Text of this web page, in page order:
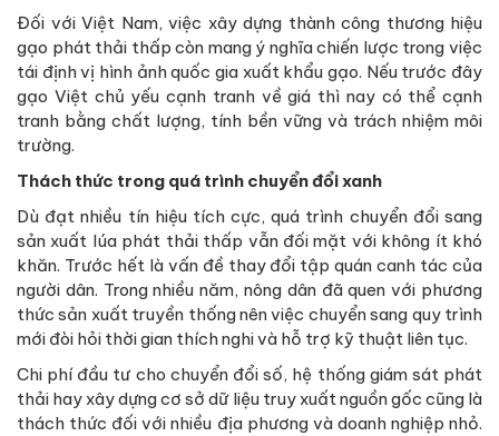
Đối với Việt Nam, việc xây dựng thành công thương hiệu
gạo phát thải thấp còn mang ý nghĩa chiến lược trong việc
tái định vị hình ảnh quốc gia xuất khẩu gạo. Nếu trước đây
gạo Việt chủ yếu cạnh tranh về giá thì nay có thể cạnh
tranh bằng chất lượng, tính bền vững và trách nhiệm môi
trường.
Thách thức trong quá trình chuyển đổi xanh
Dù đạt nhiều tín hiệu tích cực, quá trình chuyển đổi sang
sản xuất lúa phát thải thấp vẫn đối mặt với không ít khó
khăn. Trước hết là vấn đề thay đổi tập quán canh tác của
người dân. Trong nhiều năm, nông dân đã quen với phương
thức sản xuất truyền thống nên việc chuyển sang quy trình
mới đòi hỏi thời gian thích nghi và hỗ trợ kỹ thuật liên tục.
Chi phí đầu tư cho chuyển đổi số, hệ thống giám sát phát
thải hay xây dựng cơ sở dữ liệu truy xuất nguồn gốc cũng là
thách thức đối với nhiều địa phương và doanh nghiệp nhỏ.